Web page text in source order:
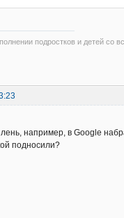
подростков и детей со
например, в Google
подносили?